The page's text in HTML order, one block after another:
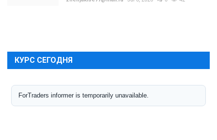
КУРС СЕГОДНЯ